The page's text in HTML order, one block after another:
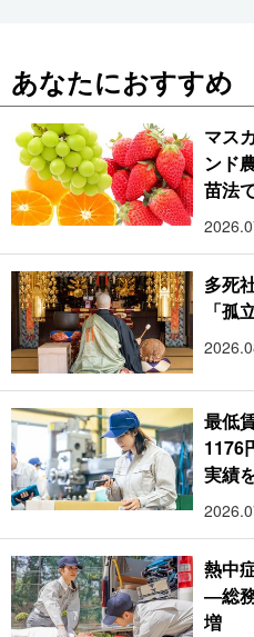
あなたにおすすめ
マス
ンド
苗法
多死
「孤
最低
1176
実績
熱中
―総
増